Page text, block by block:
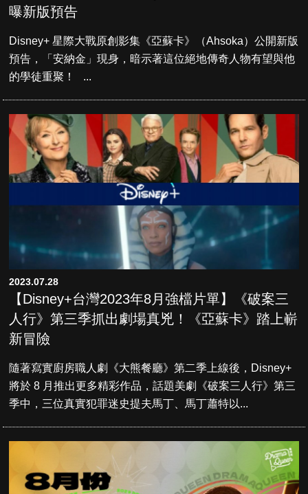
曝新版預告
Disney+ 星際大戰原創影集《亞蘇卡》（Ahsoka）公開新版
預告，「安納金」現身，暗示著這位絕地傳奇人物有望與他
的學徒重聚！ ...
2023.07.28
【Disney+台灣2023年8月強檔片單】《破案三
人行》第三季抓出劇場真兇！《亞蘇卡》踏上嶄
新冒險
隨著寫實廚房職人劇《大熊餐廳》第二季上線後，Disney+
將於 8 月推出更多精彩作品，話題美劇《破案三人行》第三
季中，三位真實犯罪迷史提夫馬丁、馬丁蕭特以...